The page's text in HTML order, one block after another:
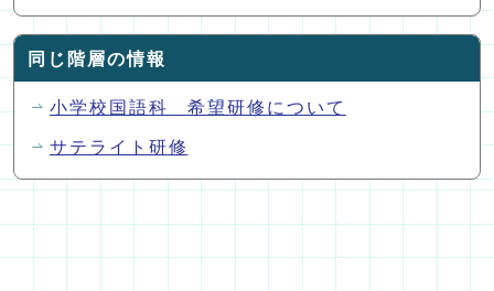
同じ階層の情報
小学校国語科 希望研修について
サテライト研修